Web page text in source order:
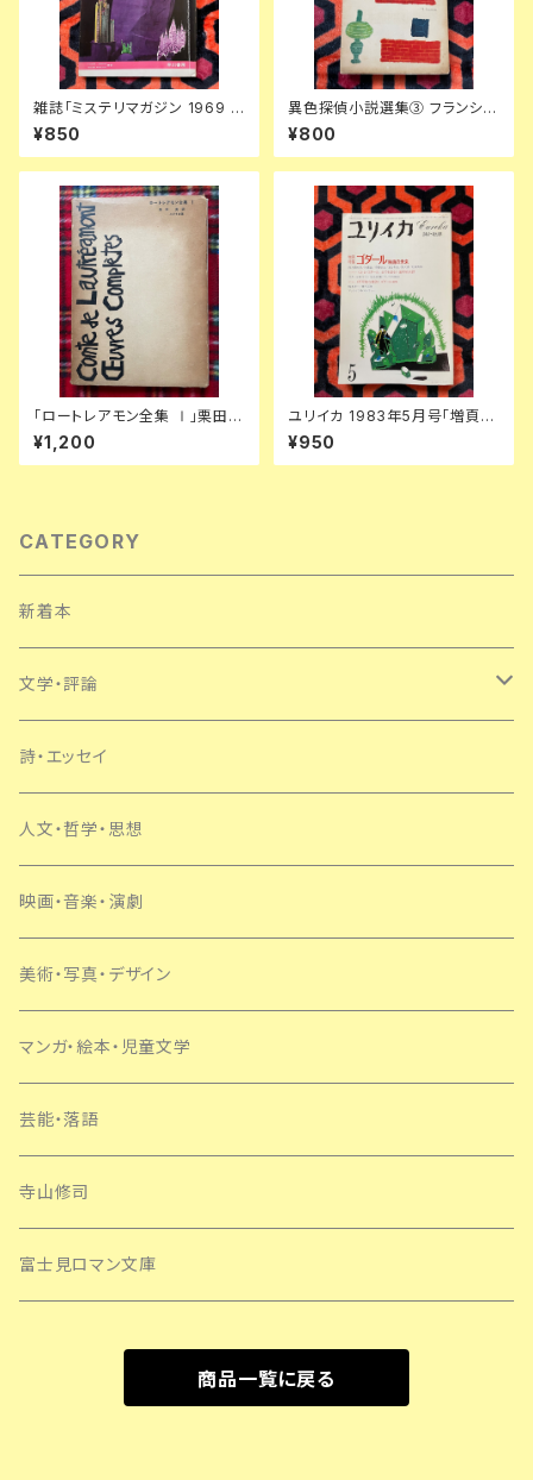
雑誌「ミステリマガジン 1969 7
月号 No.159 ショートショート
特集号」表紙・イラスト:真鍋博
楢喜八 星新一 塚本邦雄 小松左
¥850
異色探偵小説選集③ フランシ
ス・アイルズ「殺意」延原謙 訳 初
版 装幀:花森安治 日本出版共同
株式会社
¥800
「ロートレアモン全集 Ⅰ」栗田勇
訳 初版 函入り 書肆ユリイカ シ
ュルレアリスム
¥1,200
ユリイカ 1983年5月号「増頁特
集:ゴダール 映画の未来」初版
青土社 四方田犬彦 黒沢清 松浦
寿輝 伊藤俊治
¥950
CATEGORY
新着本
文学・評論
日本
外国
SF・ミステリー
詩・エッセイ
人文・哲学・思想
映画・音楽・演劇
美術・写真・デザイン
マンガ・絵本・児童文学
芸能・落語
寺山修司
富士見ロマン文庫
商品一覧に戻る